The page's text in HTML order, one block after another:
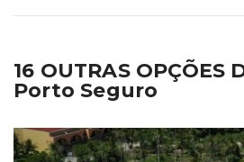
16 OUTRAS OPÇÕES
Porto Seguro